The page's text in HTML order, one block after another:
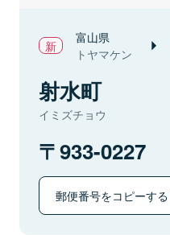
富山県
トヤマケン
射水町
イミズチョウ
933-0227
郵便番号をコピーする